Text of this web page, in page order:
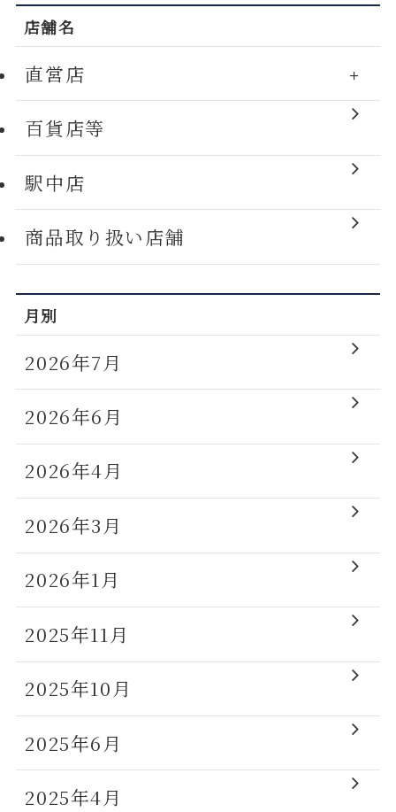
店舗名
直営店
百貨店等
駅中店
商品取り扱い店舗
月別
2026年7月
2026年6月
2026年4月
2026年3月
2026年1月
2025年11月
2025年10月
2025年6月
2025年4月